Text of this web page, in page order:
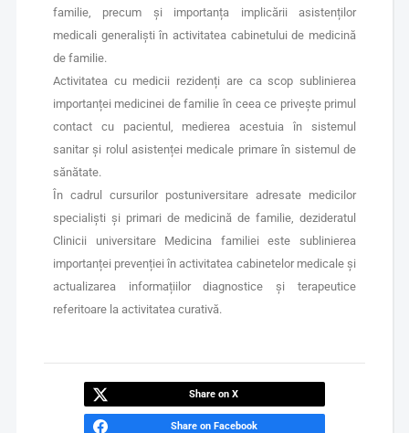
familie, precum și importanța implicării asistenților
medicali generaliști în activitatea cabinetului de medicină
de familie.
Activitatea cu medicii rezidenți are ca scop sublinierea
importanței medicinei de familie în ceea ce privește primul
contact cu pacientul, medierea acestuia în sistemul
sanitar și rolul asistenței medicale primare în sistemul de
sănătate.
În cadrul cursurilor postuniversitare adresate medicilor
specialiști și primari de medicină de familie, dezideratul
Clinicii universitare Medicina familiei este sublinierea
importanței prevenției în activitatea cabinetelor medicale și
actualizarea informațiilor diagnostice și terapeutice
referitoare la activitatea curativă.
Share on X
Share on Facebook